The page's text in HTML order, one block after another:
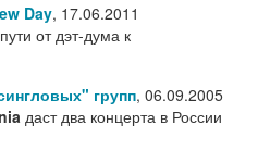
Day, 17.06.2011
от дэт-дума к
групп, 06.09.2005
даст два концерта в России